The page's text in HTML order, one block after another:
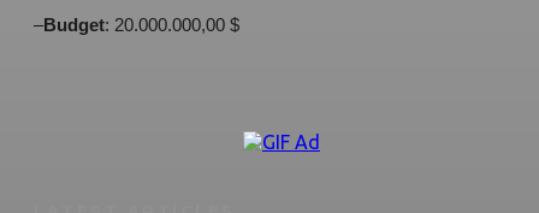
–Budget: 20.000.000,00 $